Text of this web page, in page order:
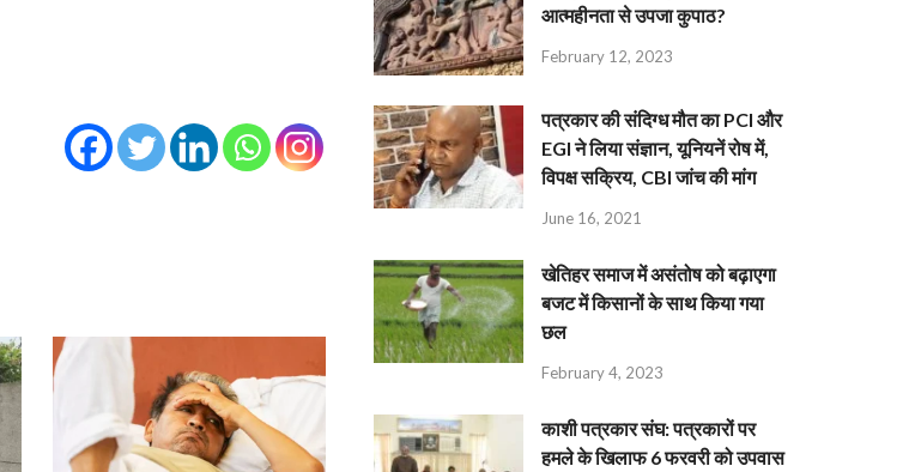
आत्महीनता से उपजा कुपाठ?
February 12, 2023
पत्रकार की संदिग्ध मौत का PCI और
EGI ने लिया संज्ञान, यूनियनें रोष में,
विपक्ष सक्रिय, CBI जांच की मांग
June 16, 2021
खेतिहर समाज में असंतोष को बढ़ाएगा
बजट में किसानों के साथ किया गया
छल
February 4, 2023
काशी पत्रकार संघ: पत्रकारों पर
हमले के खिलाफ 6 फरवरी को उपवास